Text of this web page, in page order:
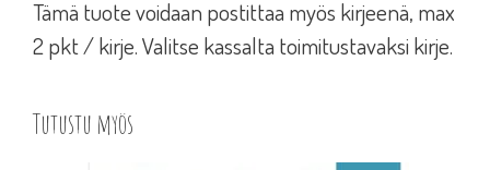
Tämä tuote voidaan postittaa myös kirjeenä, max
2 pkt / kirje. Valitse kassalta toimitustavaksi kirje.
Tutustu myös